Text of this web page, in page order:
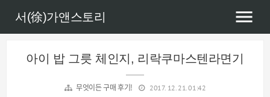
서(徐)가앤스토리
아이 밥 그릇 체인지, 리락쿠마스텐라면기
무엇이든 구매 후기! 2017. 12. 21. 01:42